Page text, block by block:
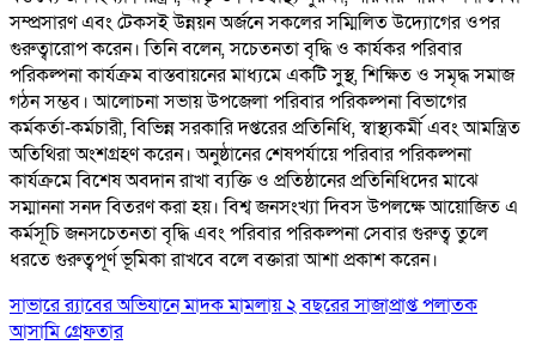
সম্প্রসারণ এবং টেকসই উন্নয়ন অর্জনে সকলের সম্মিলিত উদ্যোগের ওপর
গুরুত্বারোপ করেন। তিনি বলেন, সচেতনতা বৃদ্ধি ও কার্যকর পরিবার
পরিকল্পনা কার্যক্রম বাস্তবায়নের মাধ্যমে একটি সুস্থ, শিক্ষিত ও সমৃদ্ধ সমাজ
গঠন সম্ভব। আলোচনা সভায় উপজেলা পরিবার পরিকল্পনা বিভাগের
কর্মকর্তা-কর্মচারী, বিভিন্ন সরকারি দপ্তরের প্রতিনিধি, স্বাস্থ্যকর্মী এবং আমন্ত্রিত
অতিথিরা অংশগ্রহণ করেন। অনুষ্ঠানের শেষপর্যায়ে পরিবার পরিকল্পনা
কার্যক্রমে বিশেষ অবদান রাখা ব্যক্তি ও প্রতিষ্ঠানের প্রতিনিধিদের মাঝে
সম্মাননা সনদ বিতরণ করা হয়। বিশ্ব জনসংখ্যা দিবস উপলক্ষে আয়োজিত এ
কর্মসূচি জনসচেতনতা বৃদ্ধি এবং পরিবার পরিকল্পনা সেবার গুরুত্ব তুলে
ধরতে গুরুত্বপূর্ণ ভূমিকা রাখবে বলে বক্তারা আশা প্রকাশ করেন।
সাভারে র‌্যাবের অভিযানে মাদক মামলায় ২ বছরের সাজাপ্রাপ্ত পলাতক
আসামি গ্রেফতার